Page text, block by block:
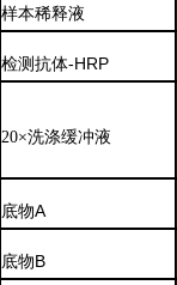
样本稀释液
检测抗体-HRP
20×洗涤缓冲液
底物A
底物B